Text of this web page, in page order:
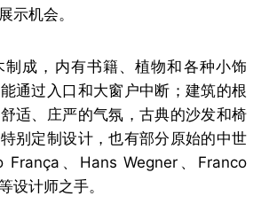
示机会。
成，内有书籍、植物和各种小饰
通过入口和大窗户中断；建筑的根
适、庄严的气氛，古典的沙发和椅
别定制设计，也有部分原始的中世
França、Hans Wegner、Franco
设计师之手。